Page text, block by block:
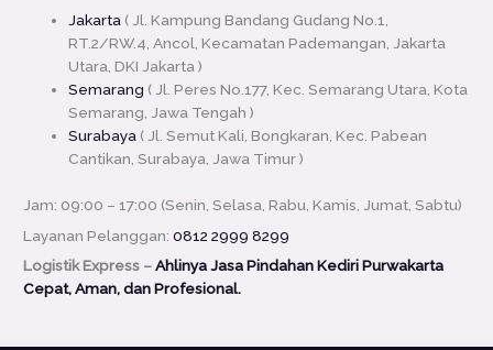
Jakarta ( Jl. Kampung Bandang Gudang No.1,
RT.2/RW.4, Ancol, Kecamatan Pademangan, Jakarta
Utara, DKI Jakarta )
Semarang ( Jl. Peres No.177, Kec. Semarang Utara, Kota
Semarang, Jawa Tengah )
Surabaya ( Jl. Semut Kali, Bongkaran, Kec. Pabean
Cantikan, Surabaya, Jawa Timur )
Jam: 09:00 – 17:00 (Senin, Selasa, Rabu, Kamis, Jumat, Sabtu)
Layanan Pelanggan:0812 2999 8299
Logistik Express –Ahlinya Jasa Pindahan Kediri Purwakarta
Cepat, Aman, dan Profesional.